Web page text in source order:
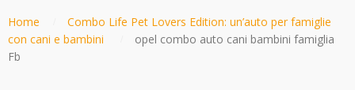
Home
Combo Life Pet Lovers Edition: un’auto per famiglie
con cani e bambini
opel combo auto cani bambini famiglia
Fb